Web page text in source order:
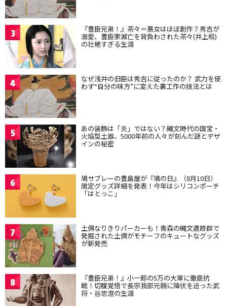
3 『豊臣兄弟！』茶々＝悪女はほぼ創作？秀吉が
溺愛、豊臣家滅亡を背負わされた茶々(井上和)
の壮絶すぎる生涯
4 なぜ浅井の旧臣は秀吉に従ったのか？ 武力を使
わず“自分の味方”に変えた裏工作の技法とは
5 あの装飾は「炎」ではない？縄文時代の国宝・
火焔型土器、5000年前の人々が刻んだ謎とデザ
インの秘密
6 鳩サブレーの豊島屋が『鳩の日』（8月10日）
限定グッズ詳細を発表！今年はシリコンポーチ
「はとっこ」
7 土偶なりきりパーカーも！青森の縄文遺跡群で
発掘された土偶がモチーフのキュートなグッズ
が新発売
8 『豊臣兄弟！』小一郎の5万の大軍に徹底抗
戦！切腹覚悟で長宗我部元親に降伏を迫った武
将・谷忠澄の生涯